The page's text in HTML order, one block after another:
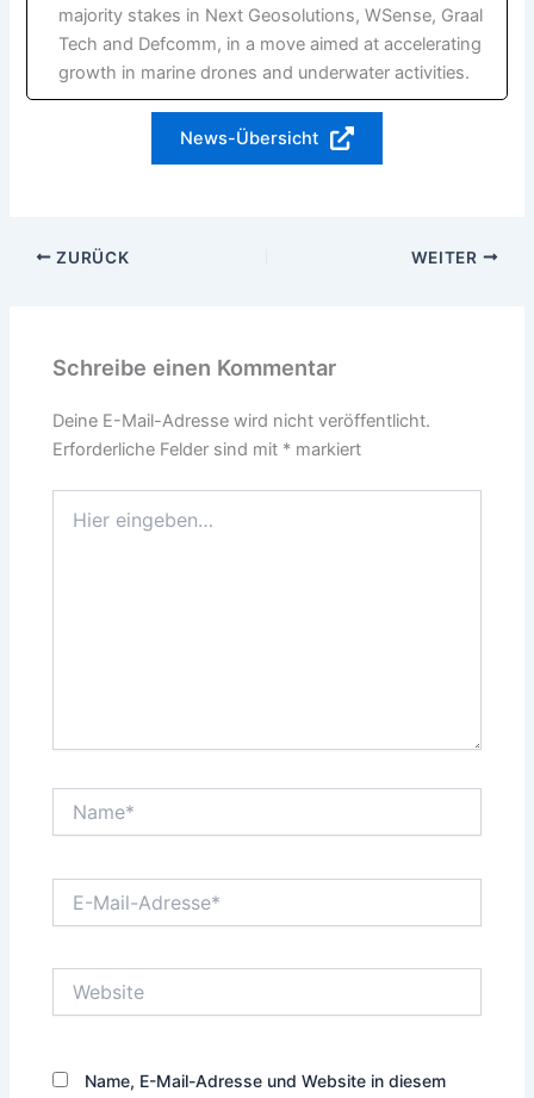
majority stakes in Next Geosolutions, WSense, Graal
Tech and Defcomm, in a move aimed at accelerating
growth in marine drones and underwater activities.
News-Übersicht
ZURÜCK WEITER
Schreibe einen Kommentar
Deine E-Mail-Adresse wird nicht veröffentlicht.
Erforderliche Felder sind mit * markiert
eingeben…
Mail-
Name, E-Mail-Adresse und Website in diesem